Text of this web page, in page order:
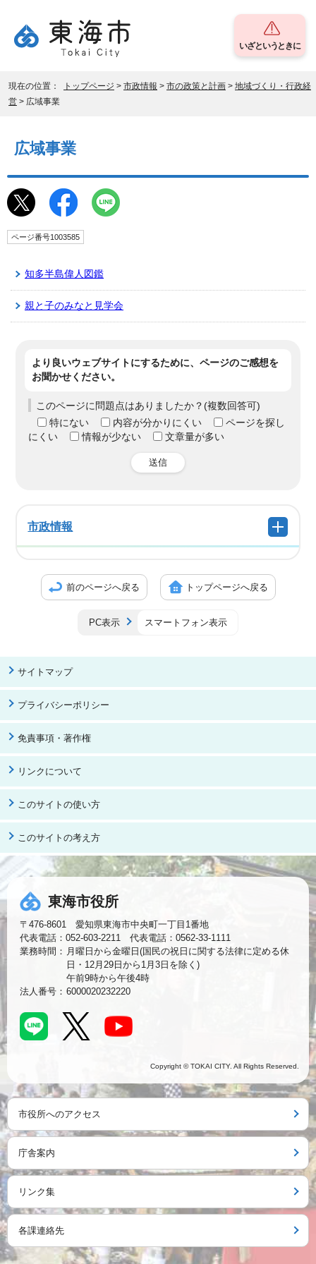
いざというときに
現在の位置： トップページ > 市政情報 > 市の政策と計画 > 地域づくり・行政経
営 > 広域事業
広域事業
ページ番号1003585
知多半島偉人図鑑
親と子のみなと見学会
より良いウェブサイトにするために、ページのご感想を
お聞かせください。
このページに問題点はありましたか？(複数回答可)
特にない
内容が分かりにくい
ページを探し
にくい
情報が少ない 文章量が多い
送信
市政情報
前のページへ戻る トップページへ戻る
PC表示 スマートフォン表示
サイトマップ
プライバシーポリシー
免責事項・著作権
リンクについて
このサイトの使い方
このサイトの考え方
東海市役所
〒476-8601 愛知県東海市中央町一丁目1番地
代表電話：052-603-2211 代表電話：0562-33-1111
業務時間： 月曜日から金曜日(国民の祝日に関する法律に定める休
日・12月29日から1月3日を除く)
午前9時から午後4時
法人番号： 6000020232220
Copyright © TOKAI CITY. All Rights Reserved.
市役所へのアクセス
庁舎案内
リンク集
各課連絡先